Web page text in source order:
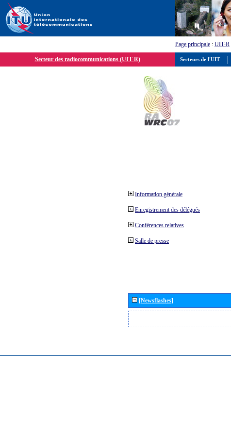
Page principale : UIT-R
Secteur des radiocommunications (UIT-R)
Information générale
Enregistrement des délégués
Conférences relatives
Salle de presse
[Newsflashes]
Secteurs de l'UIT